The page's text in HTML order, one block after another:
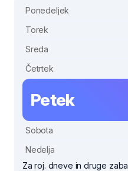
Ponedeljek
Torek
Sreda
Četrtek
Petek
Sobota
Nedelja
Za roj. dneve in druge